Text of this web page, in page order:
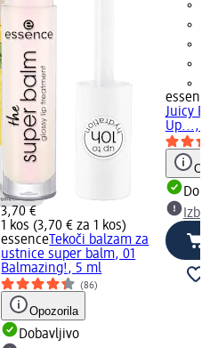
3,70 €
1 kos (3,70 € za 1 kos)
essence Tekoči balzam za
ustnice super balm, 01
Balmazing!, 5 ml
(86)
Opozorila
Dobavljivo
essence
Juicy
Up...,